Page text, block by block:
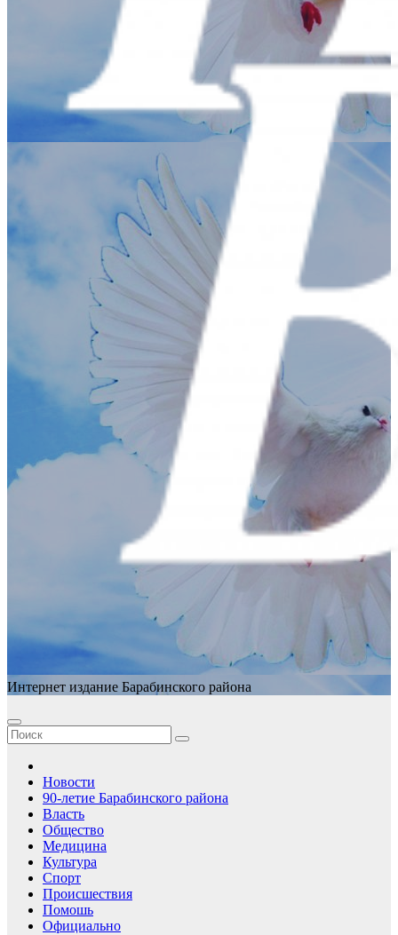
Интернет издание Барабинского района
Новости
90-летие Барабинского района
Власть
Общество
Медицина
Культура
Спорт
Происшествия
Помошь
Официально